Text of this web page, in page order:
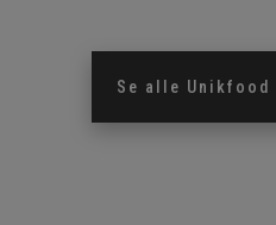
Se alle Unikfood